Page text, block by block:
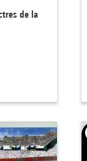
de la